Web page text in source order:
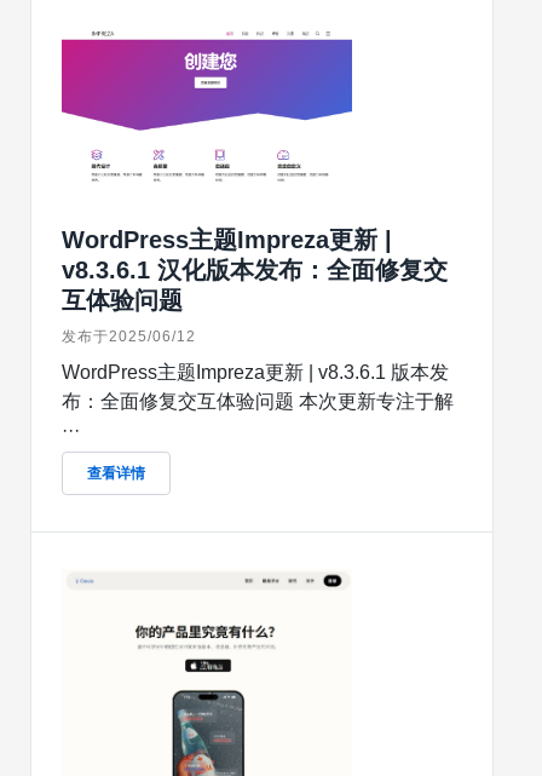
WordPress主题Impreza更新 |
v8.3.6.1 汉化版本发布：全面修复交
互体验问题
发布于2025/06/12
WordPress主题Impreza更新 | v8.3.6.1 版本发
布：全面修复交互体验问题 本次更新专注于解
···
查看详情